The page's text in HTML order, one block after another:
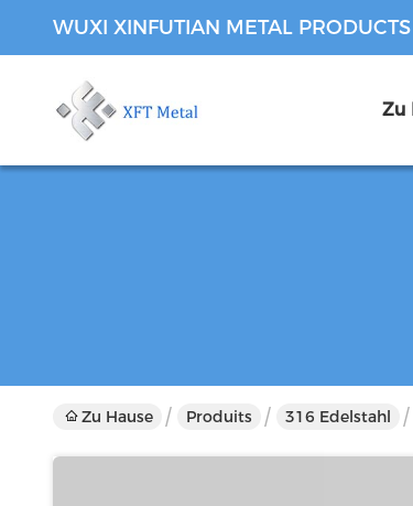
WUXI XINFUTIAN METAL
Zu
Zu Hause Produits 316 Edelstahl